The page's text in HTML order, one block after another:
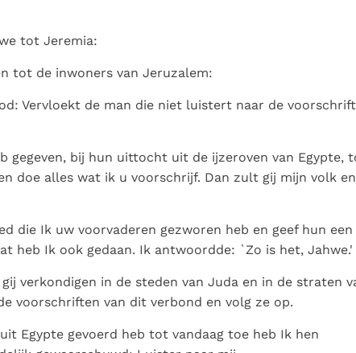
door
De
voor
Gods
toe
stad is zowel een gave
als een taak"
tot Jeremia:
tot de inwoners van Jeruzalem:
Vervloekt de man die niet luistert naar de
gegeven, bij hun uittocht uit de ijzeroven van Egypte,
doe alles wat ik u voorschrijf. Dan zult gij mijn volk
die Ik uw voorvaderen gezworen heb en geef hun een
heb Ik ook gedaan. Ik antwoordde: `Zo is het, Jahwe.'
verkondigen in de steden van Juda en in de straten
voorschriften van dit verbond en volg ze op.
Egypte gevoerd heb tot vandaag toe heb Ik hen